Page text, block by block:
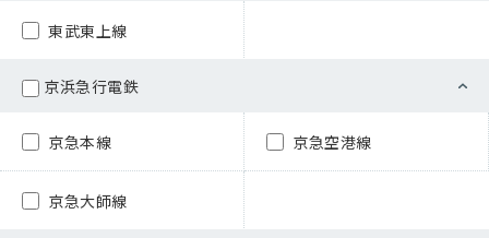
東武東上線
京浜急行電鉄
京急本線 京急空港線
京急大師線